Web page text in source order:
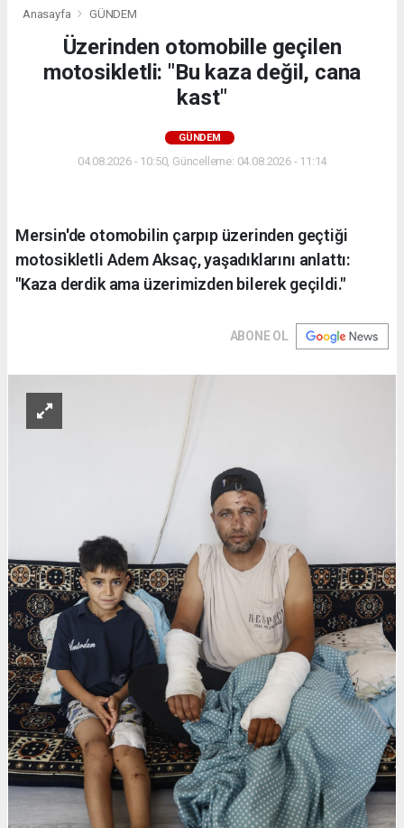
Anasayfa GÜNDEM
Üzerinden otomobille geçilen
motosikletli: "Bu kaza değil, cana
kast"
GÜNDEM
04.08.2026 - 10:50, Güncelleme: 04.08.2026 - 11:14
Mersin'de otomobilin çarpıp üzerinden geçtiği
motosikletli Adem Aksaç, yaşadıklarını anlattı:
"Kaza derdik ama üzerimizden bilerek geçildi."
ABONE OL